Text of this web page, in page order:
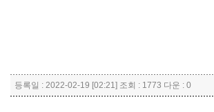
등록일 : 2022-02-19 [02:21] 조회 : 1773 다운 : 0